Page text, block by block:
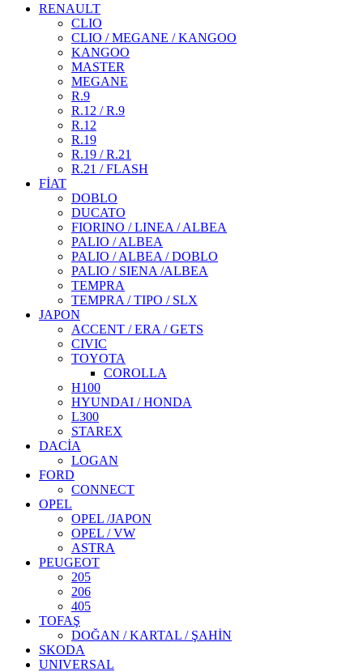
RENAULT
CLIO
CLIO / MEGANE / KANGOO
KANGOO
MASTER
MEGANE
R.9
R.12 / R.9
R.12
R.19
R.19 / R.21
R.21 / FLASH
FİAT
DOBLO
DUCATO
FIORINO / LINEA / ALBEA
PALIO / ALBEA
PALIO / ALBEA / DOBLO
PALIO / SIENA /ALBEA
TEMPRA
TEMPRA / TIPO / SLX
JAPON
ACCENT / ERA / GETS
CIVIC
TOYOTA
COROLLA
H100
HYUNDAI / HONDA
L300
STAREX
DACİA
LOGAN
FORD
CONNECT
OPEL
OPEL /JAPON
OPEL / VW
ASTRA
PEUGEOT
205
206
405
TOFAŞ
DOĞAN / KARTAL / ŞAHİN
SKODA
UNIVERSAL